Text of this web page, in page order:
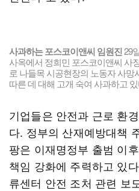
사과하는 포스코이앤씨 임원진29
사옥에서 정희민 포스코이앤씨 사
로 나들목 시공현장의 노동자 사
따른 데 대해 고개 숙여 사과하고
기업들은 안전과 근로 환
다. 정부의 산재예방대책
팡은 이재명정부 출범 이
책임 강화에 주력하고 있
류센터 안전 조처 관련 보